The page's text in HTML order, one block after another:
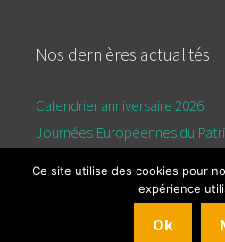
Nos dernières actualités
Calendrier anniversaire 2026
Journées Européennes du
© 2026 AquilonMentions
Ce site utilise des cookies pour
expérience
Ok